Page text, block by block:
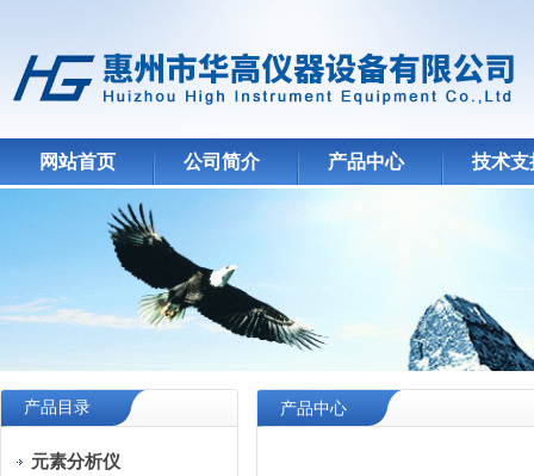
网站首页 公司简介 产品中心 技术支
产品目录
元素分析仪
产品中心